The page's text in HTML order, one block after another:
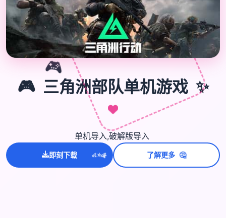
🎮
🎮 三角洲部队单机游戏 ✨
单机导入,破解版导入
即刻下载 ✨⭐💫 了解更多 🤔